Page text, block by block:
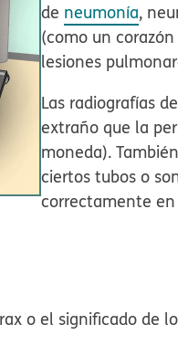
de neumonía,
(como un
lesiones
Las radiografías
extraño que la
moneda).
ciertos tubos o
correctamente
o el significado de